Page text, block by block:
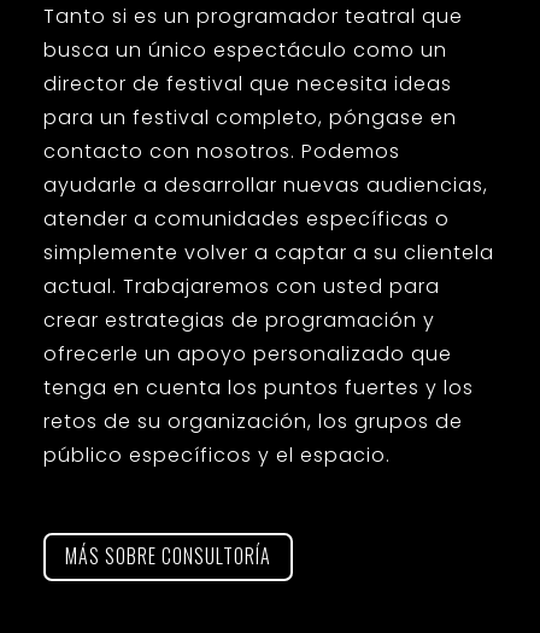
Tanto si es un programador teatral que
busca un único espectáculo como un
director de festival que necesita ideas
para un festival completo, póngase en
contacto con nosotros. Podemos
ayudarle a desarrollar nuevas audiencias,
atender a comunidades específicas o
simplemente volver a captar a su clientela
actual. Trabajaremos con usted para
crear estrategias de programación y
ofrecerle un apoyo personalizado que
tenga en cuenta los puntos fuertes y los
retos de su organización, los grupos de
público específicos y el espacio.
MÁS SOBRE CONSULTORÍA